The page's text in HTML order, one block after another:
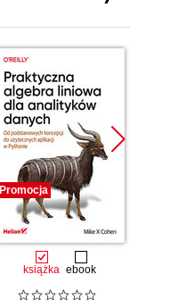
Promocja
książka ebook